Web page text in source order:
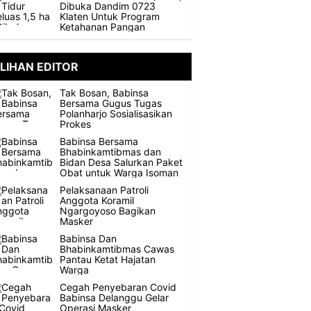
Dibuka Dandim 0723
Klaten Untuk Program
Ketahanan Pangan
EDITOR
Tak Bosan, Babinsa
Bersama Gugus Tugas
Polanharjo Sosialisasikan
Prokes
Babinsa Bersama
Bhabinkamtibmas dan
Bidan Desa Salurkan Paket
Obat untuk Warga Isoman
Pelaksanaan Patroli
Anggota Koramil
Ngargoyoso Bagikan
Masker
Babinsa Dan
Bhabinkamtibmas Cawas
Pantau Ketat Hajatan
Warga
Cegah Penyebaran Covid
Babinsa Delanggu Gelar
Operasi Masker